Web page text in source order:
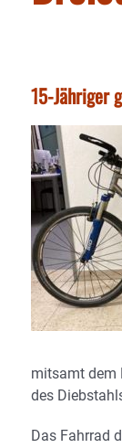
15-Jähriger
mitsamt dem
des
Das Fahrrad